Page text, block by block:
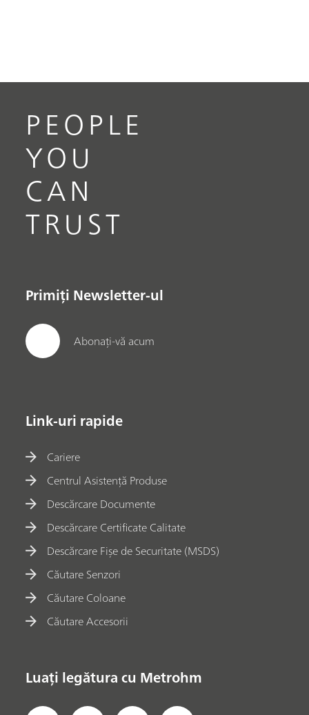
PEOPLE
YOU
CAN
TRUST
Primiți Newsletter-ul
Abonați-vă acum
Link-uri rapide
Cariere
Centrul Asistență Produse
Descărcare Documente
Descărcare Certificate Calitate
Descărcare Fișe de Securitate (MSDS)
Căutare Senzori
Căutare Coloane
Căutare Accesorii
Luați legătura cu Metrohm